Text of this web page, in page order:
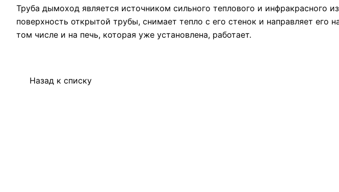
Труба дымоход является источником сильного теплового и инфракрасного
поверхность открытой трубы, снимает тепло с его стенок и направляет
том числе и на печь, которая уже установлена, работает.
Назад к списку